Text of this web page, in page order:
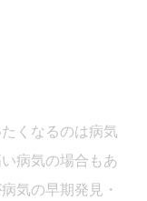
くなるのは病気
病気の場合もあ
気の早期発見・